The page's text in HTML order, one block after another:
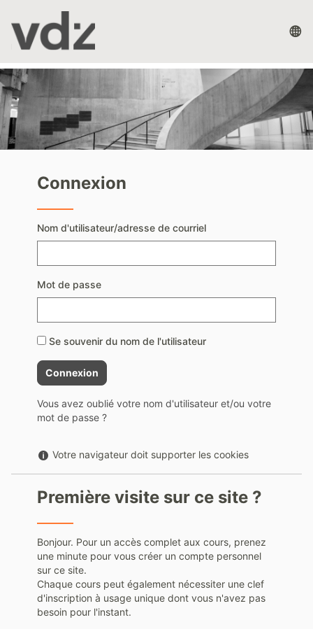
contenu
principal
ConnexionConnexion
Nom d'utilisateur/adresse de courriel
Mot de passe
Se souvenir du nom de l'utilisateur
Vous avez oublié votre nom d'utilisateur et/ou votre
mot de passe ?
Aide
navigateur
supporter
les
cookies
Votre navigateur doit supporter les cookies
Première visite sur ce site ?
Bonjour. Pour un accès complet aux cours, prenez
une minute pour vous créer un compte personnel
sur ce site.
Chaque cours peut également nécessiter une clef
d'inscription à usage unique dont vous n'avez pas
besoin pour l'instant.